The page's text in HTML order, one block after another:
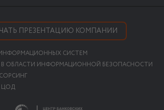
ПРЕЗЕНТАЦИЮ КОМПАНИИ
СИСТЕМ
В ОБЛАСТИ ИНФОРМАЦИОННОЙ БЕЗОПАСНОСТИ
ЦОД